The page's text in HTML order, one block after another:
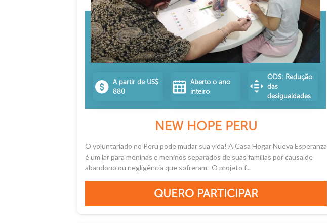
A partir de US$
880
Aberto o ano
inteiro
ODS: Redução
das
desigualdades
NEW HOPE PERU
O voluntariado no Peru pode mudar sua vida! A Casa Hogar Nueva Esperanza
é um lar para meninas e meninos separados de suas famílias por causa de
abandono ou negligência que sofreram. O projeto f...
QUERO PARTICIPAR